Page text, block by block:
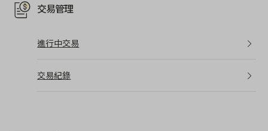
交易管理
進行中交易
交易紀錄